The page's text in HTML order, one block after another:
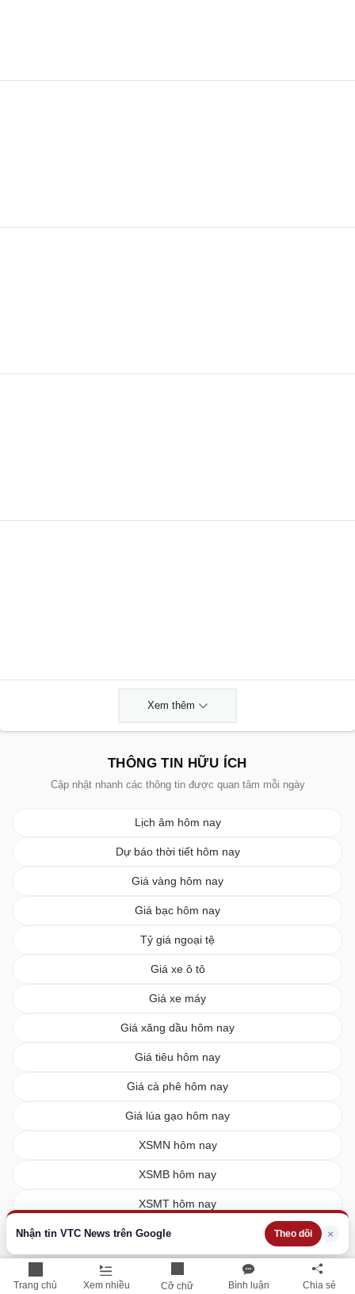
Trang chủ Xem nhiều Cỡ chữ Bình luận Chia sẻ
Nhận tin VTC News trên Google Theo dõi ×
Xem thêm
THÔNG TIN HỮU ÍCH
Cập nhật nhanh các thông tin được quan tâm mỗi ngày
Lịch âm hôm nay
Dự báo thời tiết hôm nay
Giá vàng hôm nay
Giá bạc hôm nay
Tỷ giá ngoại tệ
Giá xe ô tô
Giá xe máy
Giá xăng dầu hôm nay
Giá tiêu hôm nay
Giá cà phê hôm nay
Giá lúa gạo hôm nay
XSMN hôm nay
XSMB hôm nay
XSMT hôm nay
Vietlott hôm nay